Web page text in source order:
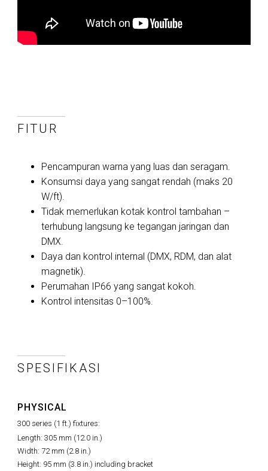
FITUR
Pencampuran warna yang luas dan seragam.
Konsumsi daya yang sangat rendah (maks 20
W/ft).
Tidak memerlukan kotak kontrol tambahan –
terhubung langsung ke tegangan jaringan dan
DMX.
Daya dan kontrol internal (DMX, RDM, dan alat
magnetik).
Perumahan IP66 yang sangat kokoh.
Kontrol intensitas 0–100%.
SPESIFIKASI
PHYSICAL
300 series (1 ft.) fixtures:
Length: 305 mm (12.0 in.)
Width: 72 mm (2.8 in.)
Height: 95 mm (3.8 in.) including bracket